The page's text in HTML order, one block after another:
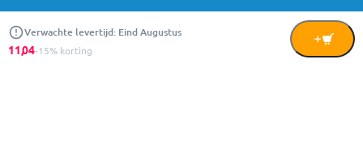
Verwachte levertijd: Eind Augustus
11,04-15% korting
In
Algemene voorwaarden © Mama Loes & Kids B.V.